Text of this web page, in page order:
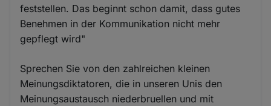
feststellen. Das beginnt schon damit, dass gutes
Benehmen in der Kommunikation nicht mehr
gepflegt wird"
Sprechen Sie von den zahlreichen kleinen
Meinungsdiktatoren, die in unseren Unis den
Meinungsaustausch niederbruellen und mit